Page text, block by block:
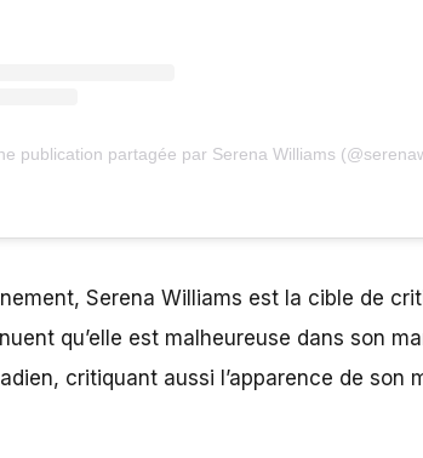
publication partagée par Serena Williams
Serena Williams est la cible de
qu’elle est malheureuse dans son
critiquant aussi l’apparence de son